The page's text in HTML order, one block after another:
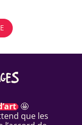
🤩
que les